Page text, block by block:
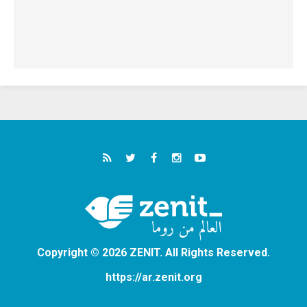
Copyright © 2026 ZENIT. All Rights Reserved.
https://ar.zenit.org